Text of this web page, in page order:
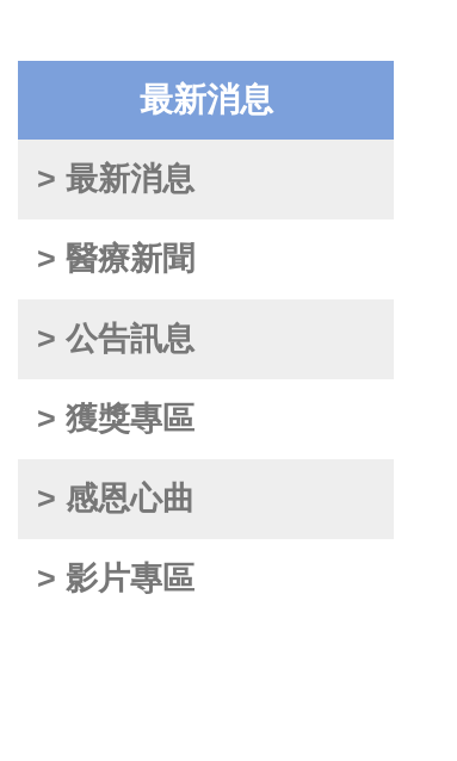
最新消息
> 最新消息
> 醫療新聞
> 公告訊息
> 獲獎專區
> 感恩心曲
> 影片專區